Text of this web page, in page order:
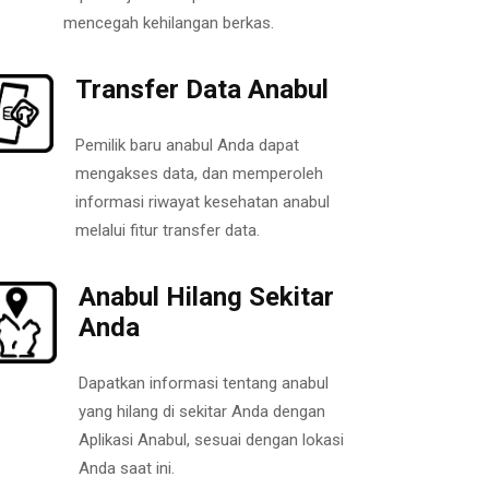
mencegah kehilangan berkas.
Transfer Data Anabul
Pemilik baru anabul Anda dapat
mengakses data, dan memperoleh
informasi riwayat kesehatan anabul
melalui fitur transfer data.
Anabul Hilang Sekitar
Anda
Dapatkan informasi tentang anabul
yang hilang di sekitar Anda dengan
Aplikasi Anabul, sesuai dengan lokasi
Anda saat ini.